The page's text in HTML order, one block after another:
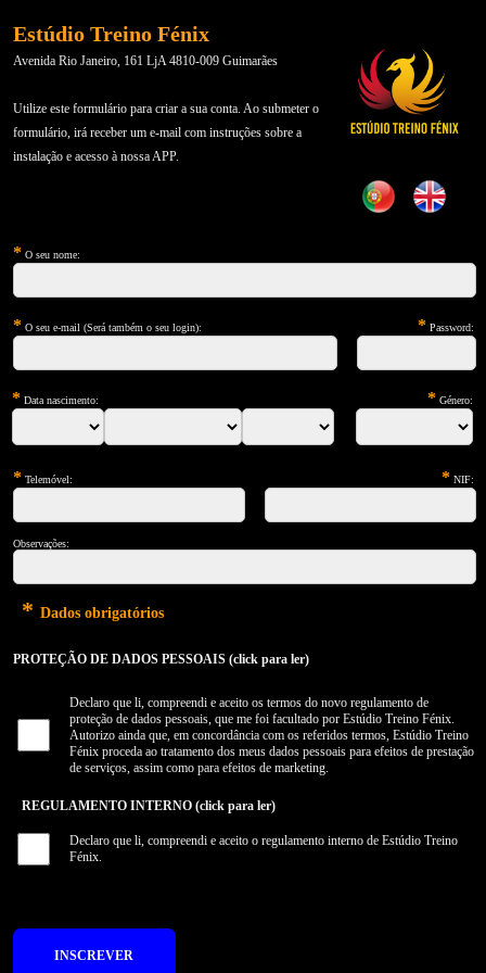
Estúdio Treino Fénix
Avenida Rio Janeiro, 161 LjA 4810-009 Guimarães
Utilize este formulário para criar a sua conta. Ao submeter o
formulário, irá receber um e-mail com instruções sobre a
instalação e acesso à nossa APP.
*O seu nome:
*O seu e-mail (Será também o seu login): *Password:
* Data nascimento: * Género:
*Telemóvel: *NIF:
Observações:
* Dados obrigatórios
PROTEÇÃO DE DADOS PESSOAIS (click para ler)
Declaro que li, compreendi e aceito os termos do novo regulamento de
proteção de dados pessoais, que me foi facultado por Estúdio Treino Fénix.
Autorizo ainda que, em concordância com os referidos termos, Estúdio Treino
Fénix proceda ao tratamento dos meus dados pessoais para efeitos de prestação
de serviços, assim como para efeitos de marketing.
REGULAMENTO INTERNO (click para ler)
Declaro que li, compreendi e aceito o regulamento interno de Estúdio Treino
Fénix.